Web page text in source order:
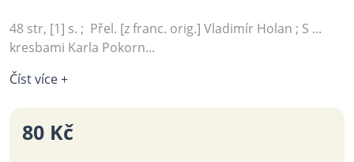
48 str, [1] s. ; Přel. [z franc. orig.] Vladimír Holan ; S ...
kresbami Karla Pokorn...
Číst více +
80 Kč